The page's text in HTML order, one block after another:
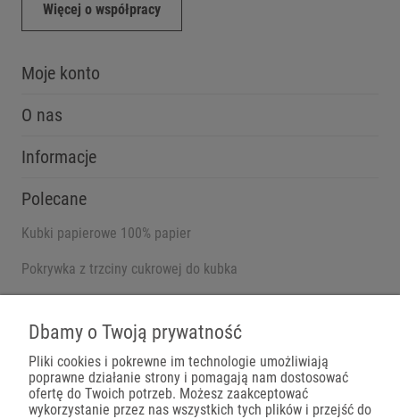
Więcej o współpracy
Moje konto
O nas
Informacje
Polecane
Kubki papierowe 100% papier
Pokrywka z trzciny cukrowej do kubka
Płatności
Dbamy o Twoją prywatność
Pliki cookies i pokrewne im technologie umożliwiają
poprawne działanie strony i pomagają nam dostosować
ofertę do Twoich potrzeb. Możesz zaakceptować
wykorzystanie przez nas wszystkich tych plików i przejść do